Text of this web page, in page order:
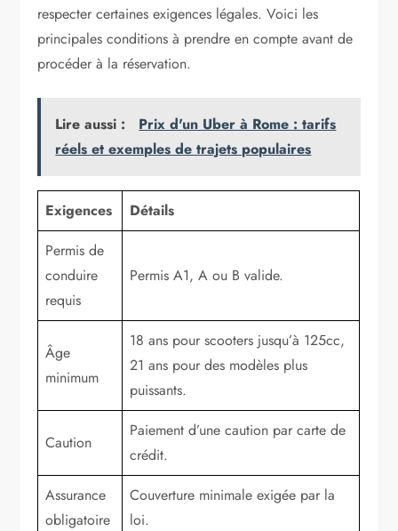
respecter certaines exigences légales. Voici les
principales conditions à prendre en compte avant de
procéder à la réservation.
Lire aussi :
Prix d'un Uber à Rome : tarifs
réels et exemples de trajets populaires
Exigences
Détails
Permis de
conduire
requis
Permis A1, A ou B valide.
Âge
minimum
18 ans pour scooters jusqu’à 125cc,
21 ans pour des modèles plus
puissants.
Caution
Paiement d’une caution par carte de
crédit.
Assurance
obligatoire
Couverture minimale exigée par la
loi.